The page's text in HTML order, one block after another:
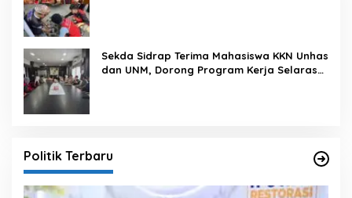
Sekda Sidrap Terima Mahasiswa KKN Unhas
dan UNM, Dorong Program Kerja Selaras
Politik Terbaru